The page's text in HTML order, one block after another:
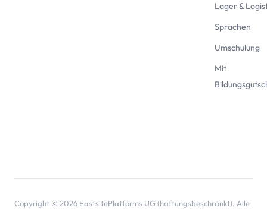
Lager &
Sprachen
Umschulung
Mit
Copyright © 2026 EastsitePlatforms UG (haftungsbeschränkt). Alle